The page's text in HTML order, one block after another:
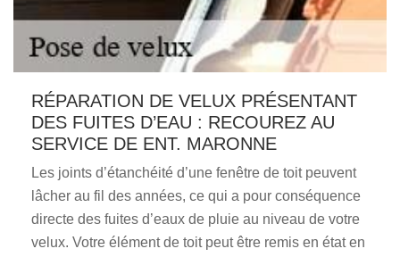
RÉPARATION DE VELUX PRÉSENTANT
DES FUITES D’EAU : RECOUREZ AU
SERVICE DE ENT. MARONNE
Les joints d’étanchéité d’une fenêtre de toit peuvent
lâcher au fil des années, ce qui a pour conséquence
directe des fuites d’eaux de pluie au niveau de votre
velux. Votre élément de toit peut être remis en état en